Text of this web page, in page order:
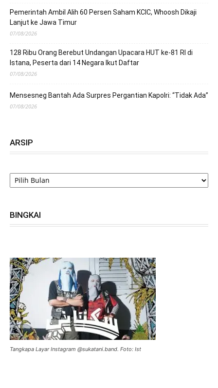
Pemerintah Ambil Alih 60 Persen Saham KCIC, Whoosh Dikaji
Lanjut ke Jawa Timur
07/08/2026
128 Ribu Orang Berebut Undangan Upacara HUT ke-81 RI di
Istana, Peserta dari 14 Negara Ikut Daftar
07/08/2026
Mensesneg Bantah Ada Surpres Pergantian Kapolri: “Tidak Ada”
07/08/2026
ARSIP
ARSIP
BINGKAI
Tangkapa Layar Instagram @sukatani.band. Foto: Ist